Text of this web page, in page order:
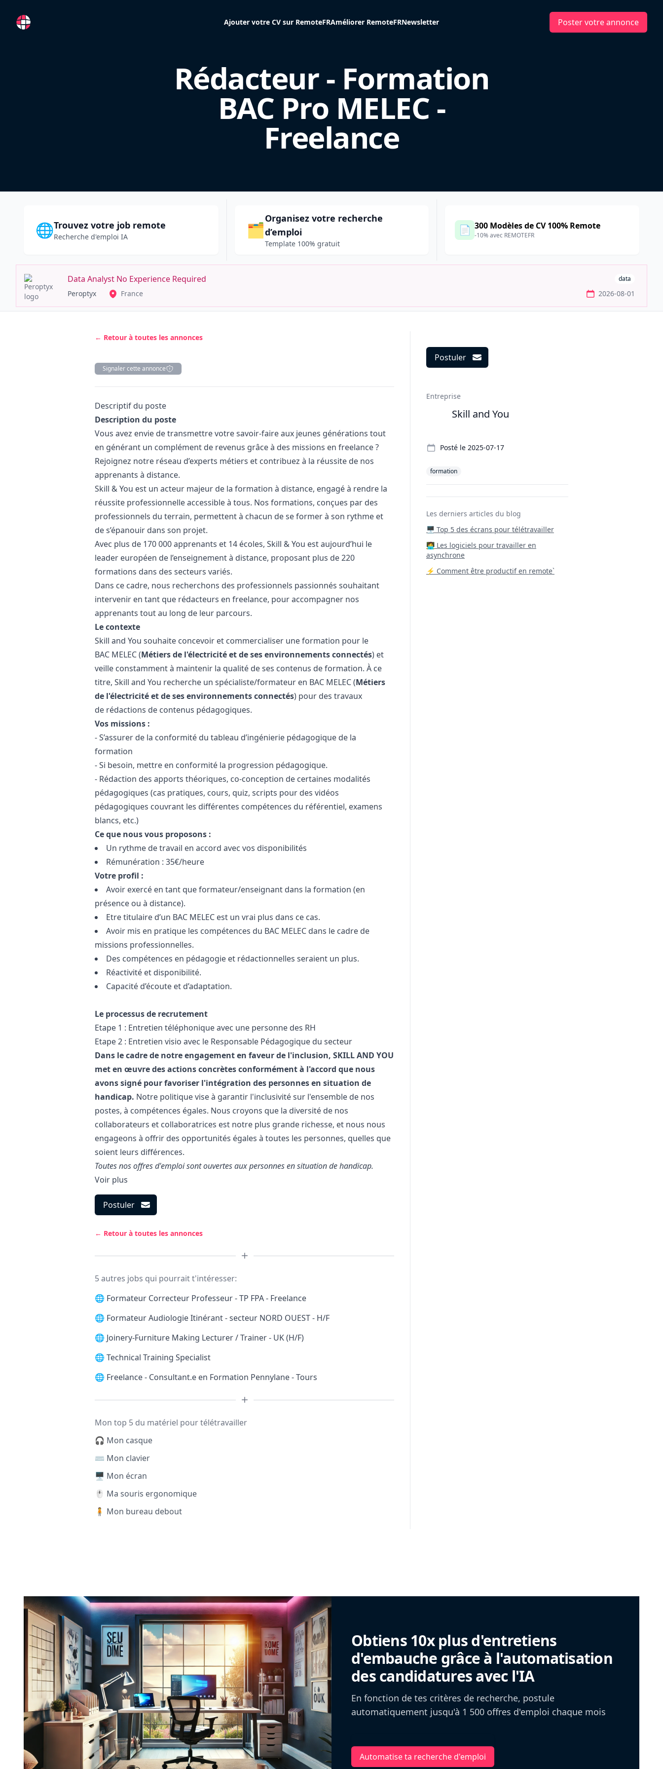
RemoteFR Ajouter votre CV sur RemoteFRAméliorer RemoteFRNewsletter Poster votre annonce
Rédacteur - Formation
BAC Pro MELEC -
Freelance
🌐Trouvez votre job remote
Recherche d'emploi IA 🗂️
Organisez votre recherche
d’emploi
Template 100% gratuit
📄 300 Modèles de CV 100% Remote
-10% avec REMOTEFR
Data Analyst No Experience Required data
Peroptyx France 2026-08-01
← Retour à toutes les annonces
Signaler cette annonce
Description
Descriptif du poste
Description du poste
Vous avez envie de transmettre votre savoir-faire aux jeunes générations tout
en générant un complément de revenus grâce à des missions en freelance ?
Rejoignez notre réseau d’experts métiers et contribuez à la réussite de nos
apprenants à distance.
Skill & You est un acteur majeur de la formation à distance, engagé à rendre la
réussite professionnelle accessible à tous. Nos formations, conçues par des
professionnels du terrain, permettent à chacun de se former à son rythme et
de s’épanouir dans son projet.
Avec plus de 170 000 apprenants et 14 écoles, Skill & You est aujourd’hui le
leader européen de l’enseignement à distance, proposant plus de 220
formations dans des secteurs variés.
Dans ce cadre, nous recherchons des professionnels passionnés souhaitant
intervenir en tant que rédacteurs en freelance, pour accompagner nos
apprenants tout au long de leur parcours.
Le contexte
Skill and You souhaite concevoir et commercialiser une formation pour le
BAC MELEC (Métiers de l'électricité et de ses environnements connectés) et
veille constamment à maintenir la qualité de ses contenus de formation. À ce
titre, Skill and You recherche un spécialiste/formateur en BAC MELEC (Métiers
de l'électricité et de ses environnements connectés) pour des travaux
de rédactions de contenus pédagogiques.
Vos missions :
- S’assurer de la conformité du tableau d’ingénierie pédagogique de la
formation
- Si besoin, mettre en conformité la progression pédagogique.
- Rédaction des apports théoriques, co-conception de certaines modalités
pédagogiques (cas pratiques, cours, quiz, scripts pour des vidéos
pédagogiques couvrant les différentes compétences du référentiel, examens
blancs, etc.)
Ce que nous vous proposons :
Un rythme de travail en accord avec vos disponibilités
Rémunération : 35€/heure
Votre profil :
Avoir exercé en tant que formateur/enseignant dans la formation (en
présence ou à distance).
Etre titulaire d’un BAC MELEC est un vrai plus dans ce cas.
Avoir mis en pratique les compétences du BAC MELEC dans le cadre de
missions professionnelles.
Des compétences en pédagogie et rédactionnelles seraient un plus.
Réactivité et disponibilité.
Capacité d’écoute et d’adaptation.
Le processus de recrutement
Etape 1 : Entretien téléphonique avec une personne des RH
Etape 2 : Entretien visio avec le Responsable Pédagogique du secteur
Dans le cadre de notre engagement en faveur de l'inclusion, SKILL AND YOU
met en œuvre des actions concrètes conformément à l'accord que nous
avons signé pour favoriser l'intégration des personnes en situation de
handicap. Notre politique vise à garantir l'inclusivité sur l'ensemble de nos
postes, à compétences égales. Nous croyons que la diversité de nos
collaborateurs et collaboratrices est notre plus grande richesse, et nous nous
engageons à offrir des opportunités égales à toutes les personnes, quelles que
soient leurs différences.
Toutes nos offres d'emploi sont ouvertes aux personnes en situation de handicap.
Voir plus
Postuler
← Retour à toutes les annonces
5 autres jobs qui pourrait t'intéresser:
🌐 Formateur Correcteur Professeur - TP FPA - Freelance
🌐 Formateur Audiologie Itinérant - secteur NORD OUEST - H/F
🌐 Joinery-Furniture Making Lecturer / Trainer - UK (H/F)
🌐 Technical Training Specialist
🌐 Freelance - Consultant.e en Formation Pennylane - Tours
Mon top 5 du matériel pour télétravailler
🎧 Mon casque
⌨️ Mon clavier
🖥️ Mon écran
🖱️ Ma souris ergonomique
🧍 Mon bureau debout
Postuler
Entreprise
Skill and You
Posté le 2025-07-17
formation
Les derniers articles du blog
🖥️ Top 5 des écrans pour télétravailler
‍🧑‍💻 Les logiciels pour travailler en
asynchrone
⚡ Comment être productif en remote`
Obtiens 10x plus d'entretiens
d'embauche grâce à l'automatisation
des candidatures avec l'IA
En fonction de tes critères de recherche, postule
automatiquement jusqu'à 1 500 offres d'emploi chaque mois
Automatise ta recherche d'emploi